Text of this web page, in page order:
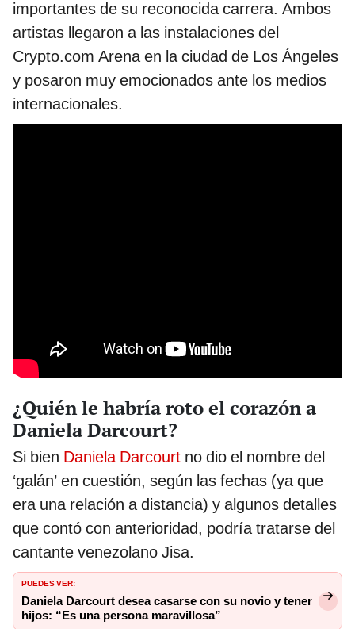
importantes de su reconocida carrera. Ambos
artistas llegaron a las instalaciones del
Crypto.com Arena en la ciudad de Los Ángeles
y posaron muy emocionados ante los medios
internacionales.
¿Quién le habría roto el corazón a
Daniela Darcourt?
Si bien Daniela Darcourt no dio el nombre del
‘galán’ en cuestión, según las fechas (ya que
era una relación a distancia) y algunos detalles
que contó con anterioridad, podría tratarse del
cantante venezolano Jisa.
PUEDES VER:
Daniela Darcourt desea casarse con su novio y tener
hijos: “Es una persona maravillosa”